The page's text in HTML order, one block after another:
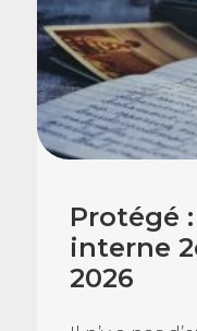
Protégé
interne
2026